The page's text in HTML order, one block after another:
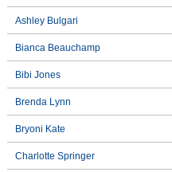
Ashley Bulgari
Bianca Beauchamp
Bibi Jones
Brenda Lynn
Bryoni Kate
Charlotte Springer